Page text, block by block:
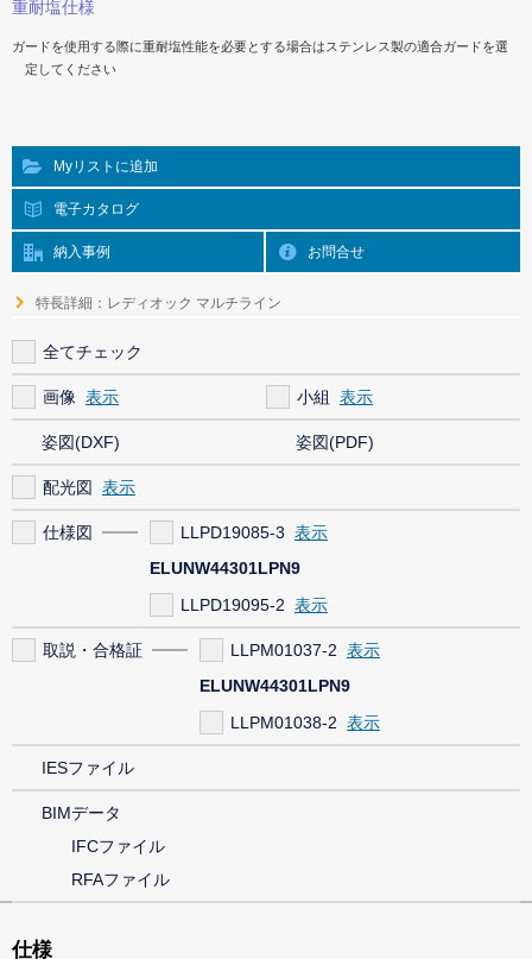
重耐塩仕様
ガードを使用する際に重耐塩性能を必要とする場合はステンレス製の適合ガードを選
定してください
Myリストに追加
電子カタログ
納入事例 お問合せ
特長詳細：レディオック マルチライン
全てチェック
画像 小組
姿図(DXF) 姿図(PDF)
配光図
仕様図
LLPD19085-3
ELUNW44301LPN9
LLPD19095-2
取説・合格証
LLPM01037-2
ELUNW44301LPN9
LLPM01038-2
IESファイル
BIMデータ
IFCファイル
RFAファイル
仕様